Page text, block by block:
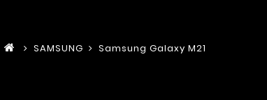
SAMSUNG Samsung Galaxy M21